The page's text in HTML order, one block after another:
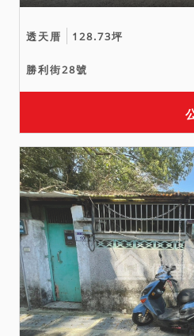
聲請減
欄張貼
以本院
告內容
透天厝 128.73坪
勝利街28號